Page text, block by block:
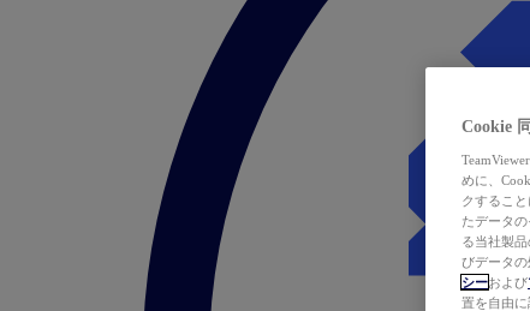
Cookie
めに、
クするこ
たデータ
る当社製
びデータ
シーおよび
置を自由に